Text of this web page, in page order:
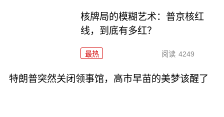
核牌局的模糊艺术：普京核红
线，到底有多红？
最热 阅读 4249
特朗普突然关闭领事馆，高市早苗的美梦该醒了